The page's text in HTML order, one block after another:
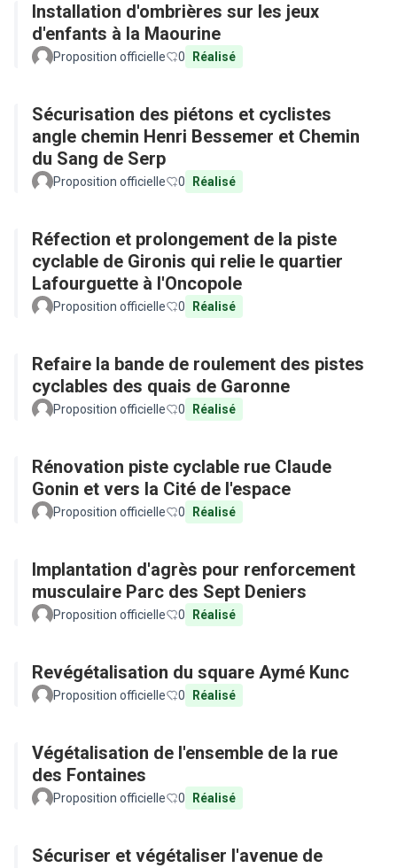
Installation d'ombrières sur les jeux
d'enfants à la Maourine
Proposition officielle 0 Réalisé
Sécurisation des piétons et cyclistes
angle chemin Henri Bessemer et Chemin
du Sang de Serp
Proposition officielle 0 Réalisé
Réfection et prolongement de la piste
cyclable de Gironis qui relie le quartier
Lafourguette à l'Oncopole
Proposition officielle 0 Réalisé
Refaire la bande de roulement des pistes
cyclables des quais de Garonne
Proposition officielle 0 Réalisé
Rénovation piste cyclable rue Claude
Gonin et vers la Cité de l'espace
Proposition officielle 0 Réalisé
Implantation d'agrès pour renforcement
musculaire Parc des Sept Deniers
Proposition officielle 0 Réalisé
Revégétalisation du square Aymé Kunc
Proposition officielle 0 Réalisé
Végétalisation de l'ensemble de la rue
des Fontaines
Proposition officielle 0 Réalisé
Sécuriser et végétaliser l'avenue de